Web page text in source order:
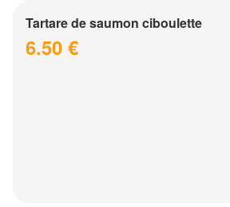
Tartare de saumon ciboulette
6.50 €